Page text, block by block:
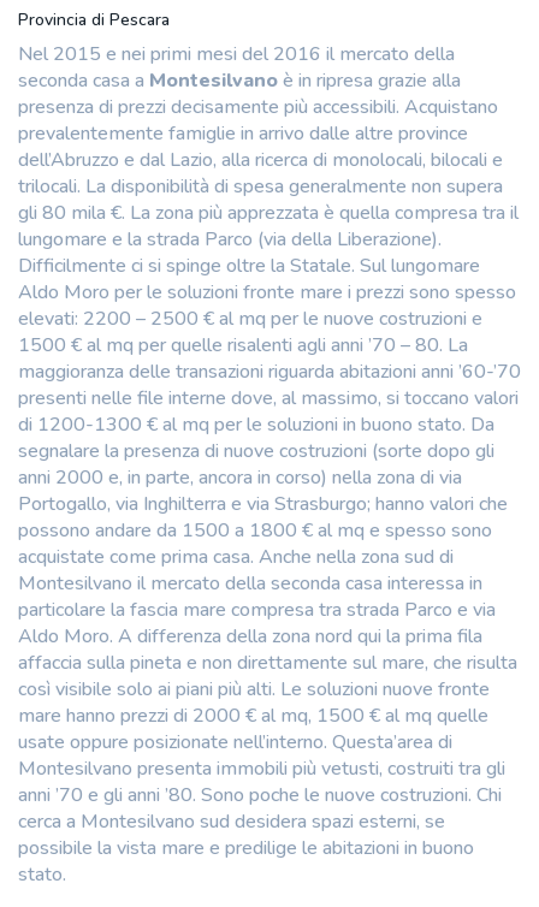
Provincia di Pescara
Nel 2015 e nei primi mesi del 2016 il mercato della
seconda casa a Montesilvanoè in ripresa grazie alla
presenza di prezzi decisamente più accessibili. Acquistano
prevalentemente famiglie in arrivo dalle altre province
dell’Abruzzo e dal Lazio, alla ricerca di monolocali, bilocali e
trilocali. La disponibilità di spesa generalmente non supera
gli 80 mila €. La zona più apprezzata è quella compresa tra il
lungomare e la strada Parco (via della Liberazione).
Difficilmente ci si spinge oltre la Statale. Sul lungomare
Aldo Moro per le soluzioni fronte mare i prezzi sono spesso
elevati: 2200 – 2500 € al mq per le nuove costruzioni e
1500 € al mq per quelle risalenti agli anni ’70 – 80. La
maggioranza delle transazioni riguarda abitazioni anni ’60-’70
presenti nelle file interne dove, al massimo, si toccano valori
di 1200-1300 € al mq per le soluzioni in buono stato. Da
segnalare la presenza di nuove costruzioni (sorte dopo gli
anni 2000 e, in parte, ancora in corso) nella zona di via
Portogallo, via Inghilterra e via Strasburgo; hanno valori che
possono andare da 1500 a 1800 € al mq e spesso sono
acquistate come prima casa. Anche nella zona sud di
Montesilvano il mercato della seconda casa interessa in
particolare la fascia mare compresa tra strada Parco e via
Aldo Moro. A differenza della zona nord qui la prima fila
affaccia sulla pineta e non direttamente sul mare, che risulta
così visibile solo ai piani più alti. Le soluzioni nuove fronte
mare hanno prezzi di 2000 € al mq, 1500 € al mq quelle
usate oppure posizionate nell’interno. Questa’area di
Montesilvano presenta immobili più vetusti, costruiti tra gli
anni ’70 e gli anni ’80. Sono poche le nuove costruzioni. Chi
cerca a Montesilvano sud desidera spazi esterni, se
possibile la vista mare e predilige le abitazioni in buono
stato.